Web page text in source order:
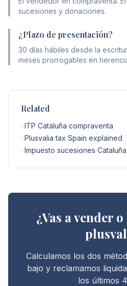
sucesiones y donaciones.
¿Plazo de presentación?
30 días hábiles desde la
meses prorrogables en
Related
· ITP Cataluña compraventa
· Plusvalia tax Spain explained
· Impuesto sucesiones Cataluña
¿Vas a vender
Calculamos los dos
bajo y reclamamos
los últimos